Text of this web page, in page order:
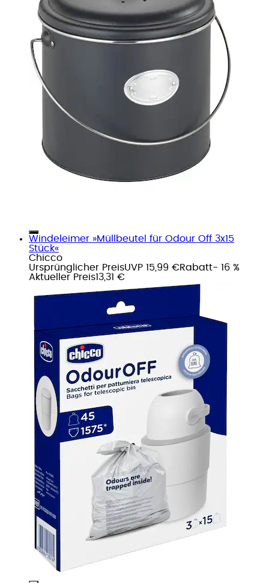
Windeleimer »Müllbeutel für Odour Off 3x15
Stück«
Chicco
Ursprünglicher PreisUVP 15,99 €Rabatt- 16 %
Aktueller Preis13,31 €